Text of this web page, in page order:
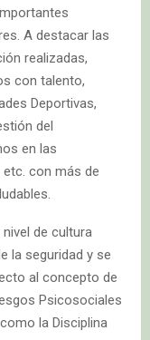
A destacar las
realizadas,
con talento,
Deportivas,
del
en las
etc. con más de
de cultura
la seguridad y se
al concepto de
Psicosociales
la Disciplina